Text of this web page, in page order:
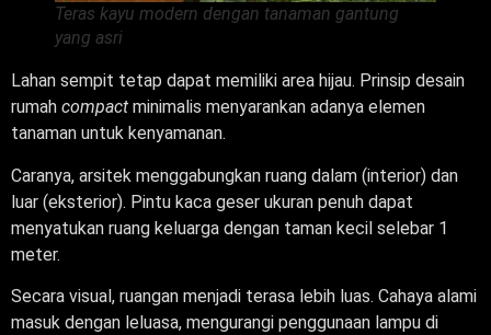
Teras kayu modern dengan tanaman gantung
yang asri
Lahan sempit tetap dapat memiliki area hijau. Prinsip desain
rumah compact minimalis menyarankan adanya elemen
tanaman untuk kenyamanan.
Caranya, arsitek menggabungkan ruang dalam (interior) dan
luar (eksterior). Pintu kaca geser ukuran penuh dapat
menyatukan ruang keluarga dengan taman kecil selebar 1
meter.
Secara visual, ruangan menjadi terasa lebih luas. Cahaya alami
masuk dengan leluasa, mengurangi penggunaan lampu di